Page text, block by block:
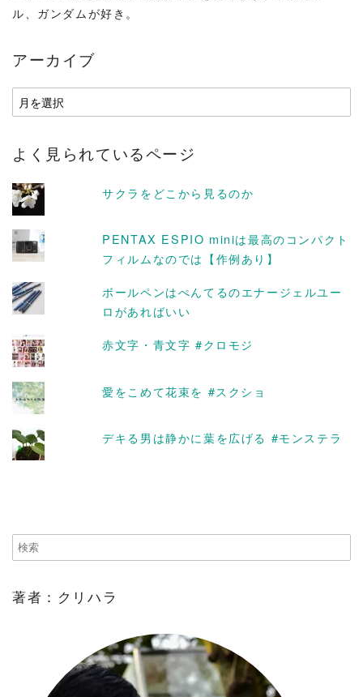
ル、ガンダムが好き。
アーカイブ
ア
ー
イ
よく見られているページ
サクラをどこから見るのか
PENTAX ESPIO miniは最高のコンパクト
フィルムなのでは【作例あり】
ボールペンはぺんてるのエナージェルユー
ロがあればいい
赤文字・青文字 #クロモジ
愛をこめて花束を #スクショ
デキる男は静かに葉を広げる #モンステラ
著者：クリハラ